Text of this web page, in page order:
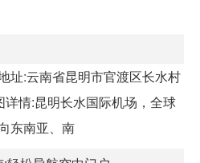
址:云南省昆明市官渡区长水村
情:昆明长水国际机场，全球
东南亚、南